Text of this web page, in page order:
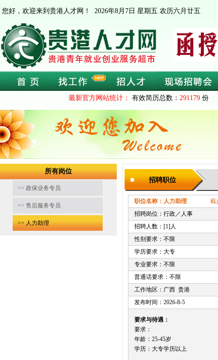
您好，欢迎来到贵港人才网！ 2026年8月7日 星期五 农历六月廿五
最新官方网站统计： 有效简历总数： 291179 份
所有岗位
>> 政保业务专员
>> 售后服务专员
>> 人力助理
招聘职位
职位名称：人力助理 截止时
招聘岗位：行政／人事
招聘人数：[1]人
性别要求：不限
学历要求：大专
专业要求：不限
普通话要求：不限
工作地区：广西 贵港
发布时间：2026-8-5
要求与待遇：
要求：
年龄：25-45岁
学历：大专学历以上